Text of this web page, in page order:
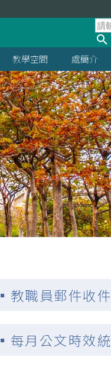
教學空間 處簡介
▪ 教職員郵件收
▪ 每月公文時效